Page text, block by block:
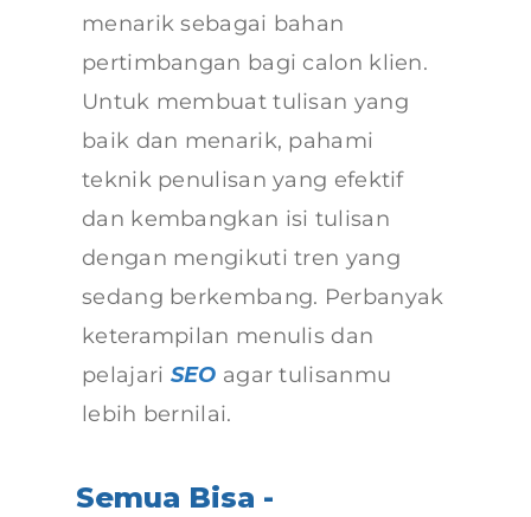
menarik sebagai bahan
pertimbangan bagi calon klien.
Untuk membuat tulisan yang
baik dan menarik, pahami
teknik penulisan yang efektif
dan kembangkan isi tulisan
dengan mengikuti tren yang
sedang berkembang. Perbanyak
keterampilan menulis dan
pelajari SEO agar tulisanmu
lebih bernilai.
Semua Bisa -